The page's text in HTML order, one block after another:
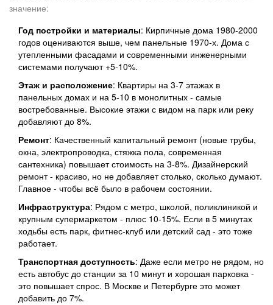
значение:
Год постройки и материалы: Кирпичные дома 1980-2000
годов оцениваются выше, чем панельные 1970-х. Дома с
утепленными фасадами и современными инженерными
системами получают +5-10%.
Этаж и расположение: Квартиры на 3-7 этажах в
панельных домах и на 5-10 в монолитных - самые
востребованные. Высокие этажи с видом на парк или реку
добавляют до 8%.
Ремонт: Качественный капитальный ремонт (новые трубы,
окна, электропроводка, стяжка пола, современная
сантехника) повышает стоимость на 3-8%. Дизайнерский
ремонт - красиво, но не добавляет столько, сколько думают.
Главное - чтобы всё было в рабочем состоянии.
Инфраструктура: Рядом с метро, школой, поликлиникой и
крупным супермаркетом - плюс 10-15%. Если в 5 минутах
ходьбы есть парк, фитнес-клуб или детский сад - это тоже
работает.
Транспортная доступность: Даже если метро не рядом, но
есть автобус до станции за 10 минут и хорошая парковка -
это повышает спрос. В Москве и Петербурге это может
добавить до 7%.